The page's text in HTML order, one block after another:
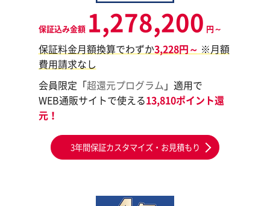
保証込み金額 1,278,200 円～
保証料金月額換算でわずか3,228円～ ※月額
費用請求なし
会員限定「超還元プログラム 」適用で
WEB通販サイトで使える13,810ポイント還
元！
3年間保証カスタマイズ・お見積もり